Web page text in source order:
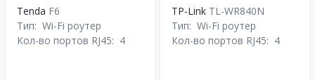
Tenda F6
Тип: Wi-Fi роутер
Кол-во портов RJ45: 4
TP-Link TL-WR840N
Тип: Wi-Fi роутер
Кол-во портов RJ45: 4